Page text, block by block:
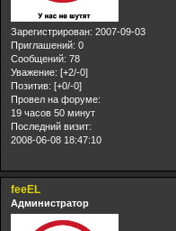
Зарегистрирован: 2007-09-03
Приглашений: 0
Сообщений: 78
Уважение: [+2/-0]
Позитив: [+0/-0]
Провел на форуме:
19 часов 50 минут
Последний визит:
2008-06-08 18:47:10
feeEL
Администратор